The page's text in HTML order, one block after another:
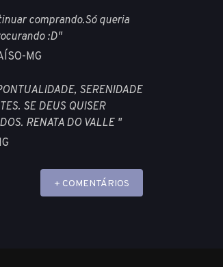
comprando.Só queria
:D"
MG
SERENIDADE
SE DEUS QUISER
RENATA DO VALLE "
+ COMENTÁRIOS